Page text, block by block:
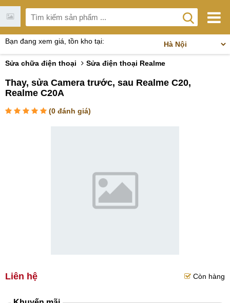
Bạn đang xem giá, tồn kho tại:
Sửa chữa điện thoại Sửa điện thoại Realme
Thay, sửa Camera trước, sau Realme C20,
Realme C20A
(0 đánh giá)
Liên hệ Còn hàng